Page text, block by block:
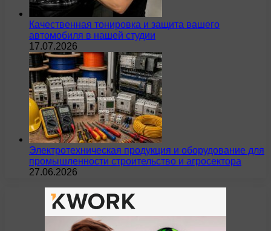
Качественная тонировка и защита вашего
автомобиля в нашей студии
17.07.2026
Электротехническая продукция и оборудование для
промышленности строительство и агросектора
27.06.2026